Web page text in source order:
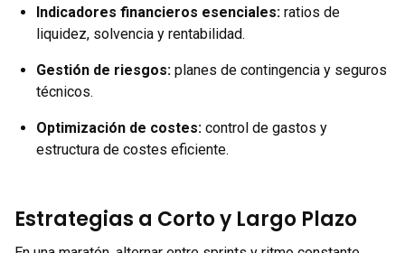
Indicadores financieros esenciales: ratios de
liquidez, solvencia y rentabilidad.
Gestión de riesgos: planes de contingencia y seguros
técnicos.
Optimización de costes: control de gastos y
estructura de costes eficiente.
Estrategias a Corto y Largo Plazo